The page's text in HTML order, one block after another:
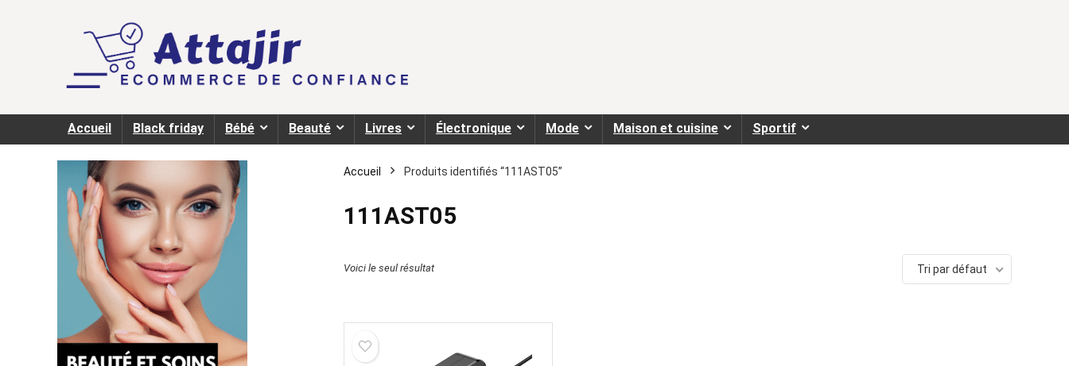
Accueil Black friday Bébé Beauté Livres Électronique Mode Maison et cuisine Sportif
Accueil Produits identifiés “111AST05”
111AST05
Voici le seul résultat Tri par défaut